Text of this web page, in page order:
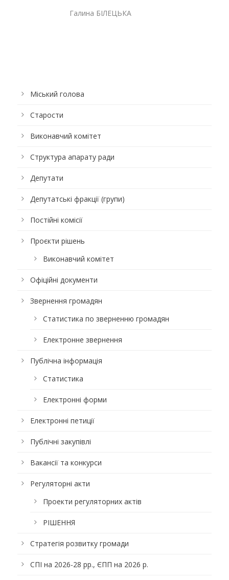
Галина БІЛЕЦЬКА
Міський голова
Старости
Виконавчий комітет
Структура апарату ради
Депутати
Депутатські фракції (групи)
Постійні комісії
Проєкти рішень
Виконавчий комітет
Офіційні документи
Звернення громадян
Статистика по зверненню громадян
Електронне звернення
Публічна інформація
Статистика
Електронні форми
Електронні петиції
Публічні закупівлі
Вакансії та конкурси
Регуляторні акти
Проекти регуляторних актів
РІШЕННЯ
Стратегія розвитку громади
СПІ на 2026-28 рр., ЄПП на 2026 р.